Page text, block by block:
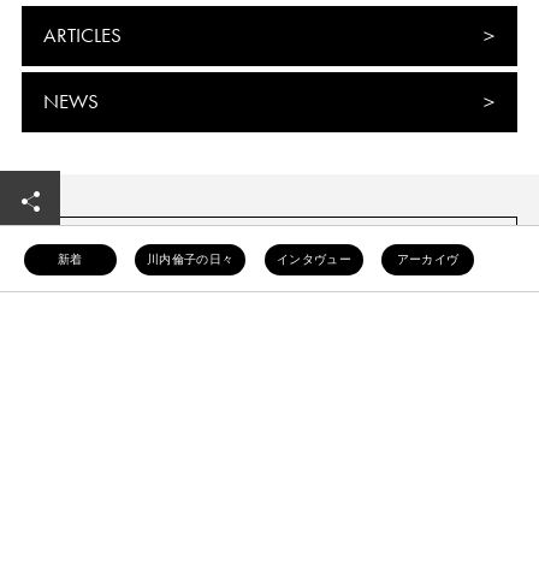
ARTICLES
NEWS
新着 川内倫子の日々 インタヴュー アーカイヴ